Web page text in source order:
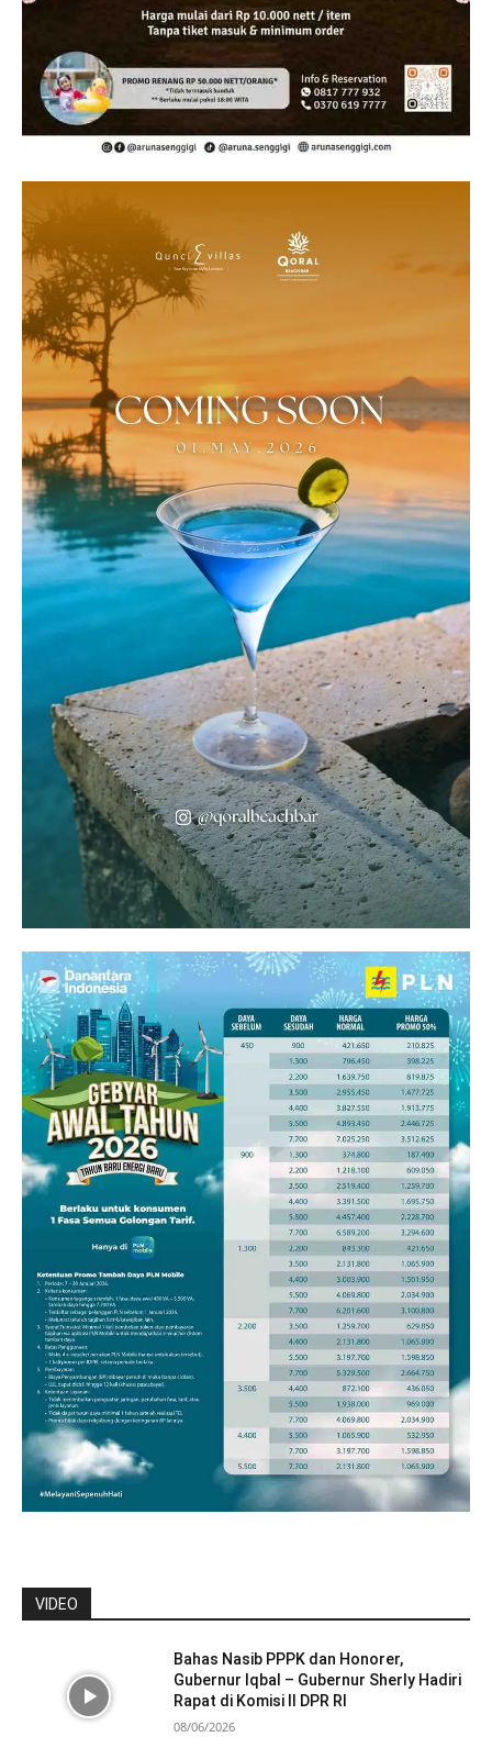
VIDEO
Bahas Nasib PPPK dan Honorer,
Gubernur Iqbal – Gubernur Sherly Hadiri
Rapat di Komisi II DPR RI
08/06/2026